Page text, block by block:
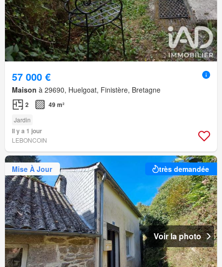
57 000 €
Maison à 29690, Huelgoat, Finistère, Bretagne
2 49 m²
Jardin
Il y a 1 jour
LEBONCOIN
Mise À Jour très demandée
Voir la photo